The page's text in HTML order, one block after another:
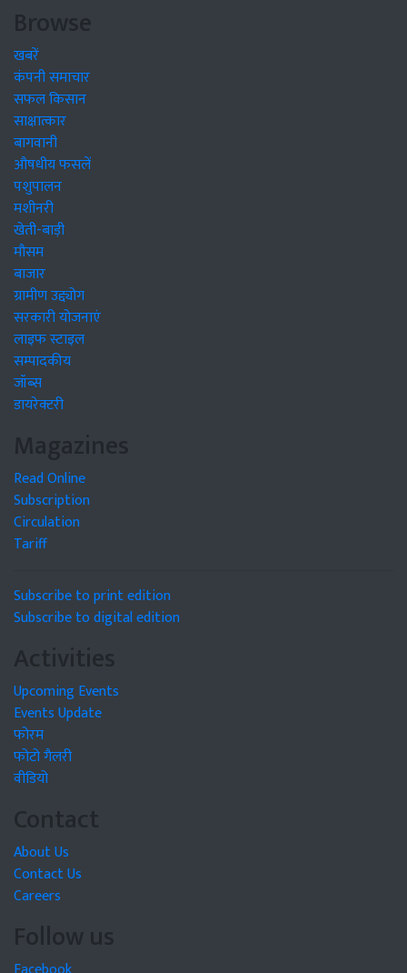
Browse
खबरें
कंपनी समाचार
सफल किसान
साक्षात्कार
बागवानी
औषधीय फसलें
पशुपालन
मशीनरी
खेती-बाड़ी
मौसम
बाजार
ग्रामीण उद्द्योग
सरकारी योजनाएं
लाइफ स्टाइल
सम्पादकीय
जॉब्स
डायरेक्टरी
Magazines
Read Online
Subscription
Circulation
Tariff
Subscribe to print edition
Subscribe to digital edition
Activities
Upcoming Events
Events Update
फोरम
फोटो गैलरी
वीडियो
Contact
About Us
Contact Us
Careers
Follow us